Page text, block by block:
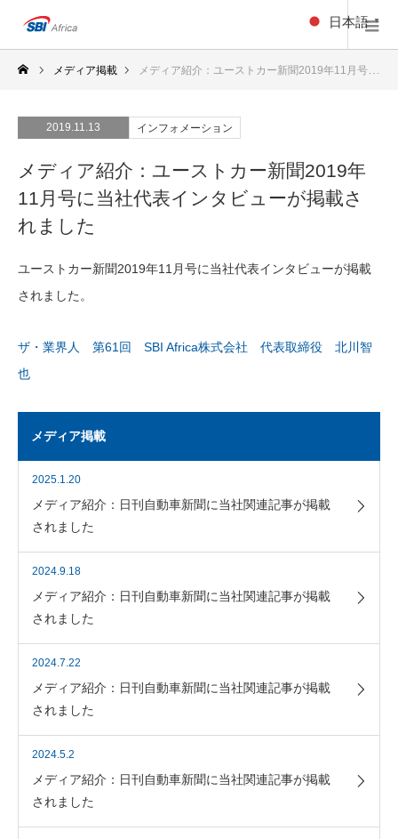
メディア掲載 メディア紹介：ユーストカー新聞2019年11月号に当社代表インタビューが掲載されました
2019.11.13 インフォメーション
メディア紹介：ユーストカー新聞2019年
11月号に当社代表インタビューが掲載さ
れました
ユーストカー新聞2019年11月号に当社代表インタビューが掲載
されました。
ザ・業界人 第61回 SBI Africa株式会社 代表取締役 北川智
也
メディア掲載
2025.1.20
メディア紹介：日刊自動車新聞に当社関連記事が掲載
されました
2024.9.18
メディア紹介：日刊自動車新聞に当社関連記事が掲載
されました
2024.7.22
メディア紹介：日刊自動車新聞に当社関連記事が掲載
されました
2024.5.2
メディア紹介：日刊自動車新聞に当社関連記事が掲載
されました
日本語 ▼